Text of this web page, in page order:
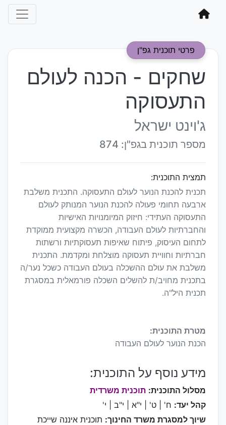
פרטי תוכנית גפ"ן
שחקים - הכנה לעולם
התעסוקה
ג'וינט ישראל
מספר תוכנית בגפ"ן: 874
תמצית התוכנית:
תכנית להכנת הנוער לעולם התעסוקה. התכנית משלבת
ארבעה תחומי פעולה להכנת הנוער המנותק לעולם
התעסוקה העתידי: חיזוק המיומנויות האישיות
והחברתיות לעולם העבודה, הכשרה מקצועית ממוקדת
לתחום העיסוק, פיתוח שאיפות תעסוקתיות ורשתות
חברתיות וחוויית תעסוקה מוצלחת ומקדמת. התכנית
משלבת את עולם ההשכלה בעולם העבודה כשכל נער/ה
בתכנית מחויב/ת להשלים השכלה פורמאלית במסגרת
תכנית היל"ה.
מטרת התוכנית:
הכנת הנוער לעולם העבודה
מידע נוסף על התוכנית:
מסלול התוכנית: תוכנית משרדית
קהל יעד: ח' | ט' | י"א | י"ב | י'
שיוך למסגרת משרד החינוך: תוכנית איננה שייכת